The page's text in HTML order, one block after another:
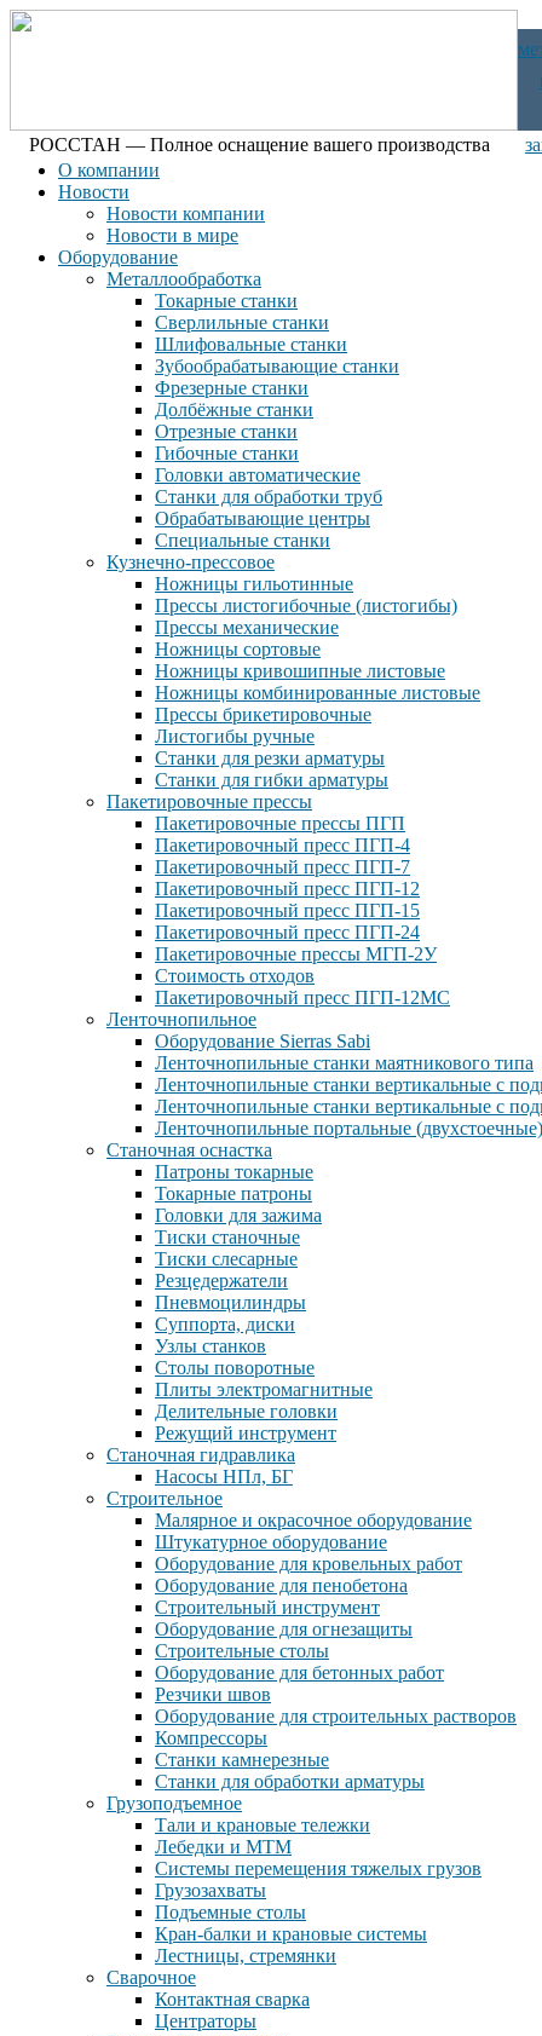
РОССТАН — Полное оснащение вашего производства
О компании
Новости
Новости компании
Новости в мире
Оборудование
Металлообработка
Токарные станки
Сверлильные станки
Шлифовальные станки
Зубообрабатывающие станки
Фрезерные станки
Долбёжные станки
Отрезные станки
Гибочные станки
Головки автоматические
Станки для обработки труб
Обрабатывающие центры
Специальные станки
Кузнечно-прессовое
Ножницы гильотинные
Прессы листогибочные (листогибы)
Прессы механические
Ножницы сортовые
Ножницы кривошипные листовые
Ножницы комбинированные листовые
Прессы брикетировочные
Листогибы ручные
Станки для резки арматуры
Станки для гибки арматуры
Пакетировочные прессы
Пакетировочные прессы ПГП
Пакетировочный пресс ПГП-4
Пакетировочный пресс ПГП-7
Пакетировочный пресс ПГП-12
Пакетировочный пресс ПГП-15
Пакетировочный пресс ПГП-24
Пакетировочные прессы МГП-2У
Стоимость отходов
Пакетировочный пресс ПГП-12МС
Ленточнопильное
Оборудование Sierras Sabi
Ленточнопильные станки маятникового типа
Ленточнопильные станки вертикальные с
Ленточнопильные станки вертикальные с
Ленточнопильные портальные
Станочная оснастка
Патроны токарные
Токарные патроны
Головки для зажима
Тиски станочные
Тиски слесарные
Резцедержатели
Пневмоцилиндры
Суппорта, диски
Узлы станков
Столы поворотные
Плиты электромагнитные
Делительные головки
Режущий инструмент
Станочная гидравлика
Насосы НПл, БГ
Строительное
Малярное и окрасочное оборудование
Штукатурное оборудование
Оборудование для кровельных работ
Оборудование для пенобетона
Строительный инструмент
Оборудование для огнезащиты
Строительные столы
Оборудование для бетонных работ
Резчики швов
Оборудование для строительных растворов
Компрессоры
Станки камнерезные
Станки для обработки арматуры
Грузоподъемное
Тали и крановые тележки
Лебедки и МТМ
Системы перемещения тяжелых грузов
Грузозахваты
Подъемные столы
Кран-балки и крановые системы
Лестницы, стремянки
Сварочное
Контактная сварка
Центраторы